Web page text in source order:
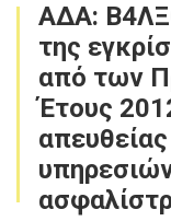
ΑΔΑ:
της
από των
Έτους